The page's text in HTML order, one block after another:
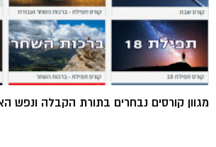
מגוון קורסים נבחרים בתורת הקבלה ונפש